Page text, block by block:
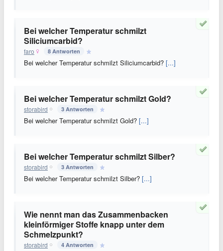
Bei welcher Temperatur schmilzt
Siliciumcarbid?
faro 8 Antworten
Bei welcher Temperatur schmilzt Siliciumcarbid? [...]
Bei welcher Temperatur schmilzt Gold?
storabird 3 Antworten
Bei welcher Temperatur schmilzt Gold? [...]
Bei welcher Temperatur schmilzt Silber?
storabird 3 Antworten
Bei welcher Temperatur schmilzt Silber? [...]
Wie nennt man das Zusammenbacken
kleinförmiger Stoffe knapp unter dem
Schmelzpunkt?
storabird 4 Antworten